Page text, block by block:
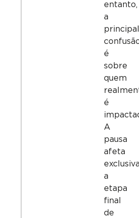
entanto,
a
principal
é
sobre
quem
é
A
pausa
afeta
a
etapa
final
de